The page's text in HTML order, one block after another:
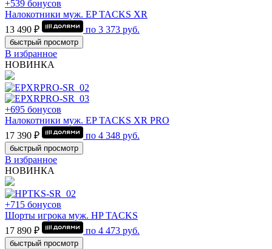
+539 бонусов
Налокотники муж. EP TACKS XR
13 490 ₽
по 3 373 руб.
быстрый просмотр
В избранное
НОВИНКА
+695 бонусов
Налокотники муж. EP TACKS XR PRO
17 390 ₽
по 4 348 руб.
быстрый просмотр
В избранное
НОВИНКА
+715 бонусов
Шорты игрока муж. HP TACKS
17 890 ₽
по 4 473 руб.
быстрый просмотр